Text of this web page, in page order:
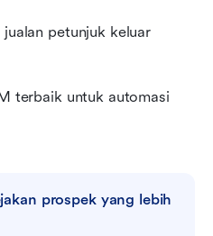
petunjuk keluar
terbaik untuk automasi
prospek yang lebih